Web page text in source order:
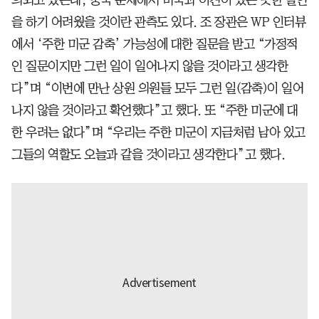
을 하기 어려웠을 것이란 관측도 있다. 조 장관은 WP 인터뷰
에서 ‘주한 미군 감축’ 가능성에 대한 질문을 받고 “가정적
인 질문이지만 그런 일이 일어나지 않을 것이라고 생각한
다”며 “이번에 만난 상원 의원들 모두 그런 일(감축)이 일어
나지 않을 것이라고 확언했다”고 했다. 또 “주한 미군에 대
한 우려는 없다”며 “우리는 주한 미군이 지금처럼 남아 있고
그들의 역할도 오늘과 같을 것이라고 생각한다”고 했다.